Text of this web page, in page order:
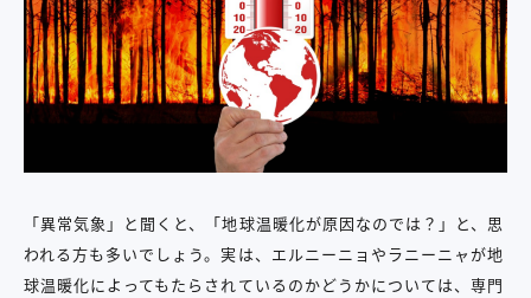
「異常気象」と聞くと、「地球温暖化が原因なのでは？」と、思
われる方も多いでしょう。実は、エルニーニョやラニーニャが地
球温暖化によってもたらされているのかどうかについては、専門